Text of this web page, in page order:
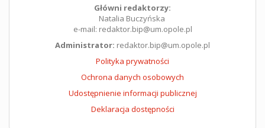
Główni redaktorzy:
Natalia Buczyńska
e-mail: redaktor.bip@um.opole.pl
Administrator: redaktor.bip@um.opole.pl
Polityka prywatności
Ochrona danych osobowych
Udostępnienie informacji publicznej
Deklaracja dostępności